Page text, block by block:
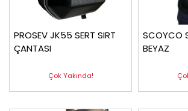
PROSEV JK55 SERT SIRT
ÇANTASI
Çok Yakında!
SCOYCO
BEYAZ